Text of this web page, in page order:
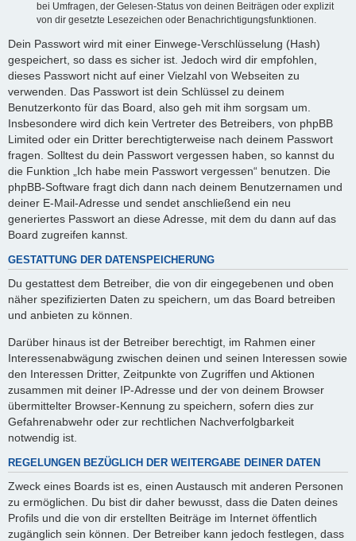
bei Umfragen, der Gelesen-Status von deinen Beiträgen oder explizit
von dir gesetzte Lesezeichen oder Benachrichtigungsfunktionen.
Dein Passwort wird mit einer Einwege-Verschlüsselung (Hash)
gespeichert, so dass es sicher ist. Jedoch wird dir empfohlen,
dieses Passwort nicht auf einer Vielzahl von Webseiten zu
verwenden. Das Passwort ist dein Schlüssel zu deinem
Benutzerkonto für das Board, also geh mit ihm sorgsam um.
Insbesondere wird dich kein Vertreter des Betreibers, von phpBB
Limited oder ein Dritter berechtigterweise nach deinem Passwort
fragen. Solltest du dein Passwort vergessen haben, so kannst du
die Funktion „Ich habe mein Passwort vergessen“ benutzen. Die
phpBB-Software fragt dich dann nach deinem Benutzernamen und
deiner E-Mail-Adresse und sendet anschließend ein neu
generiertes Passwort an diese Adresse, mit dem du dann auf das
Board zugreifen kannst.
GESTATTUNG DER DATENSPEICHERUNG
Du gestattest dem Betreiber, die von dir eingegebenen und oben
näher spezifizierten Daten zu speichern, um das Board betreiben
und anbieten zu können.
Darüber hinaus ist der Betreiber berechtigt, im Rahmen einer
Interessenabwägung zwischen deinen und seinen Interessen sowie
den Interessen Dritter, Zeitpunkte von Zugriffen und Aktionen
zusammen mit deiner IP-Adresse und der von deinem Browser
übermittelter Browser-Kennung zu speichern, sofern dies zur
Gefahrenabwehr oder zur rechtlichen Nachverfolgbarkeit
notwendig ist.
REGELUNGEN BEZÜGLICH DER WEITERGABE DEINER DATEN
Zweck eines Boards ist es, einen Austausch mit anderen Personen
zu ermöglichen. Du bist dir daher bewusst, dass die Daten deines
Profils und die von dir erstellten Beiträge im Internet öffentlich
zugänglich sein können. Der Betreiber kann jedoch festlegen, dass